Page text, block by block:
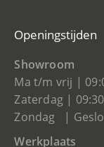
Openingstijden
Showroom
Ma t/m vrij |
Zaterdag |
Zondag |
Werkplaats